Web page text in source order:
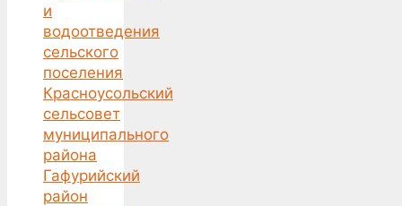
и
водоотведения
сельского
поселения
Красноусольский
сельсовет
муниципального
района
Гафурийский
район